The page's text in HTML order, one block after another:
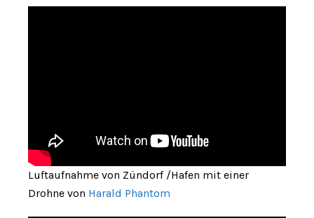
Luftaufnahme von Zündorf /Hafen mit einer
Drohne von Harald Phantom